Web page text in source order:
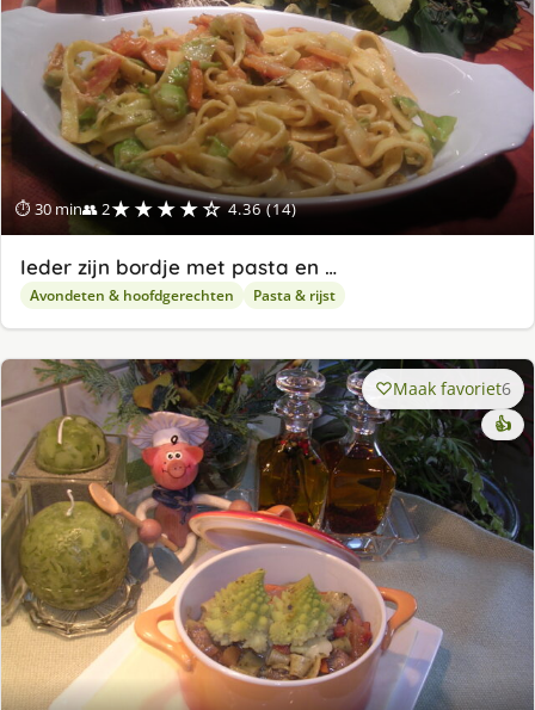
⏱ 30 min👥 2★★★★☆ 4.36 (14)
Ieder zijn bordje met pasta en …
Avondeten & hoofdgerechten Pasta & rijst
Maak favoriet6
👍